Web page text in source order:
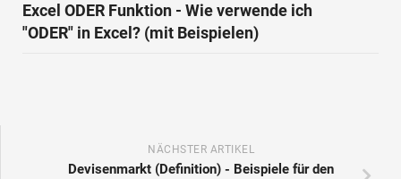
Excel ODER Funktion - Wie verwende ich
"ODER" in Excel? (mit Beispielen)
NÄCHSTER ARTIKEL
Devisenmarkt (Definition) - Beispiele für den